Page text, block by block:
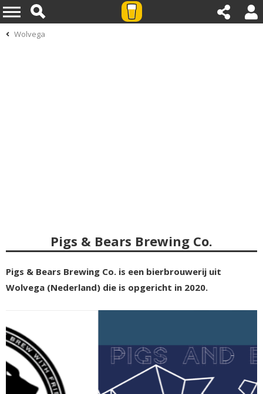
Wolvega
Pigs & Bears Brewing Co.
Pigs & Bears Brewing Co. is een bierbrouwerij uit
Wolvega (Nederland) die is opgericht in 2020.